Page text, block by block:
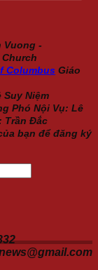
Vuong -
Columbus Giáo
Suy Niệm
Phó Nội Vụ: Lê
Trần Đắc
bạn để đăng ký